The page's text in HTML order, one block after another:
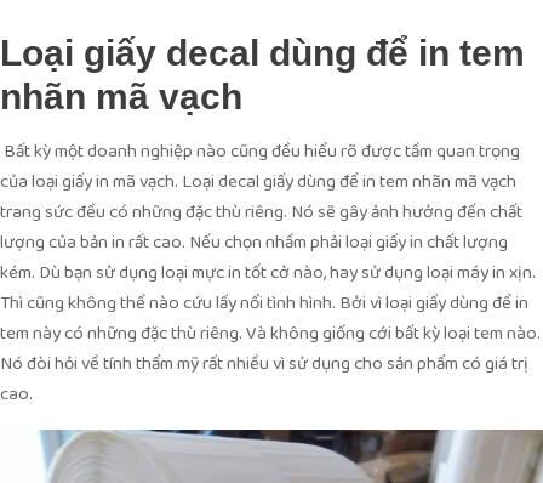
Loại giấy decal dùng để in tem
nhãn mã vạch
Bất kỳ một doanh nghiệp nào cũng đều hiểu rõ được tầm quan trọng
của loại giấy in mã vạch. Loại decal giấy dùng để in tem nhãn mã vạch
trang sức đều có những đặc thù riêng. Nó sẽ gây ảnh hưởng đến chất
lượng của bản in rất cao. Nếu chọn nhầm phải loại giấy in chất lượng
kém. Dù bạn sử dụng loại mực in tốt cở nào, hay sử dụng loại máy in xịn.
Thì cũng không thể nào cứu lấy nổi tình hình. Bởi vì loại giấy dùng để in
tem này có những đặc thù riêng. Và không giống cới bất kỳ loại tem nào.
Nó đòi hỏi về tính thẩm mỹ rất nhiều vì sử dụng cho sản phẩm có giá trị
cao.